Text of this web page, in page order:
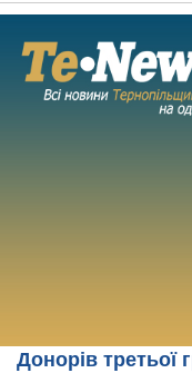
Донорів третьої